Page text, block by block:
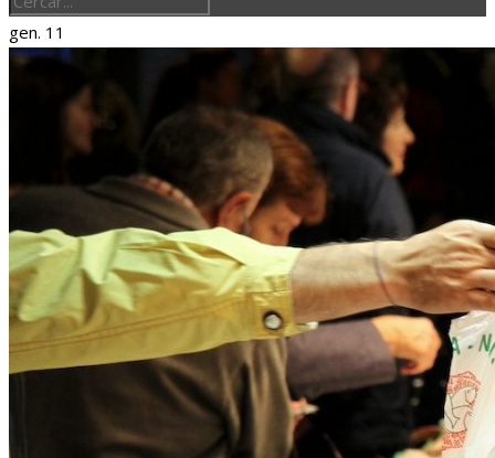
gen. 11